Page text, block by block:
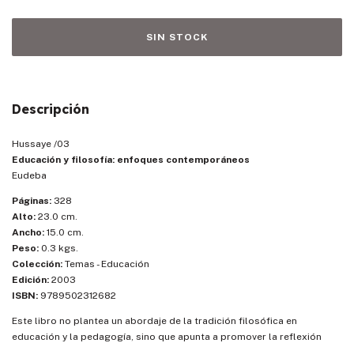
Descripción
Hussaye /03
Educación y filosofía: enfoques contemporáneos
Eudeba
Páginas: 328
Alto: 23.0 cm.
Ancho: 15.0 cm.
Peso: 0.3 kgs.
Colección: Temas - Educación
Edición: 2003
ISBN: 9789502312682
Este libro no plantea un abordaje de la tradición filosófica en
educación y la pedagogía, sino que apunta a promover la reflexión